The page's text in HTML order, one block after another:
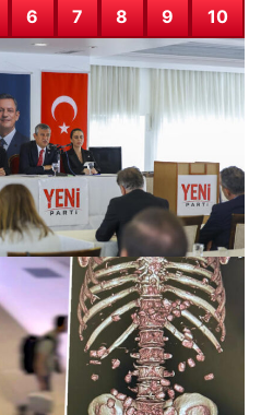
6 7 8 9 10
belediye başkanı Yeni